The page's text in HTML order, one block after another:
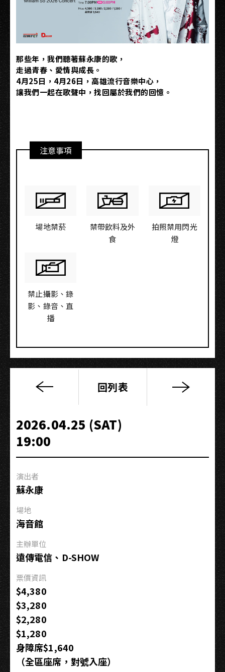
那些年，我們聽著蘇永康的歌，
走過青春、愛情與成長。
4月25日，4月26日，高雄流行音樂中心，
讓我們一起在歌聲中，找回屬於我們的回憶。
注意事項
場地禁菸
禁帶飲料及外
食
拍照禁用閃光
燈
禁止攝影、錄
影、錄音、直
播
2026
永
康
演
唱
回列表
2026.04.25 (SAT)
19:00
演出者
蘇永康
場地
海音館
主辦單位
遠傳電信、D-SHOW
票價資訊
$4,380
$3,280
$2,280
$1,280
身障席$1,640
（全區座席，對號入座）